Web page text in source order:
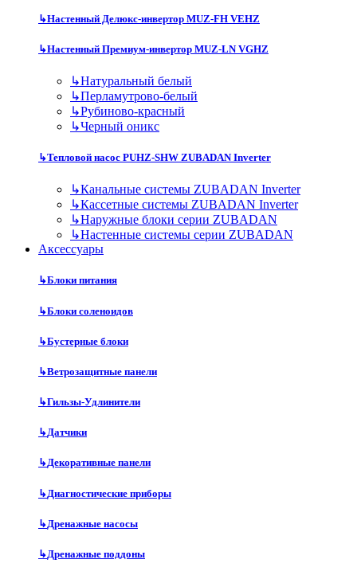
↳Настенный Делюкс-инвертор MUZ-FH VEHZ
↳Настенный Премиум-инвертор MUZ-LN VGHZ
↳Натуральный белый
↳Перламутрово-белый
↳Рубиново-красный
↳Черный оникс
↳Тепловой насос PUHZ-SHW ZUBADAN Inverter
↳Канальные системы ZUBADAN Inverter
↳Кассетные системы ZUBADAN Inverter
↳Наружные блоки серии ZUBADAN
↳Настенные системы серии ZUBADAN
Аксесcуары
↳Блоки питания
↳Блоки соленоидов
↳Бустерные блоки
↳Ветрозащитные панели
↳Гильзы-Удлинители
↳Датчики
↳Декоративные панели
↳Диагностические приборы
↳Дренажные насосы
↳Дренажные поддоны